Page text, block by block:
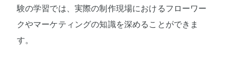
験の学習では、実際の制作現場におけるフローワー
クやマーケティングの知識を深めることができま
す。